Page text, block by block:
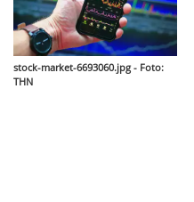
stock-market-6693060.jpg - Foto:
THN